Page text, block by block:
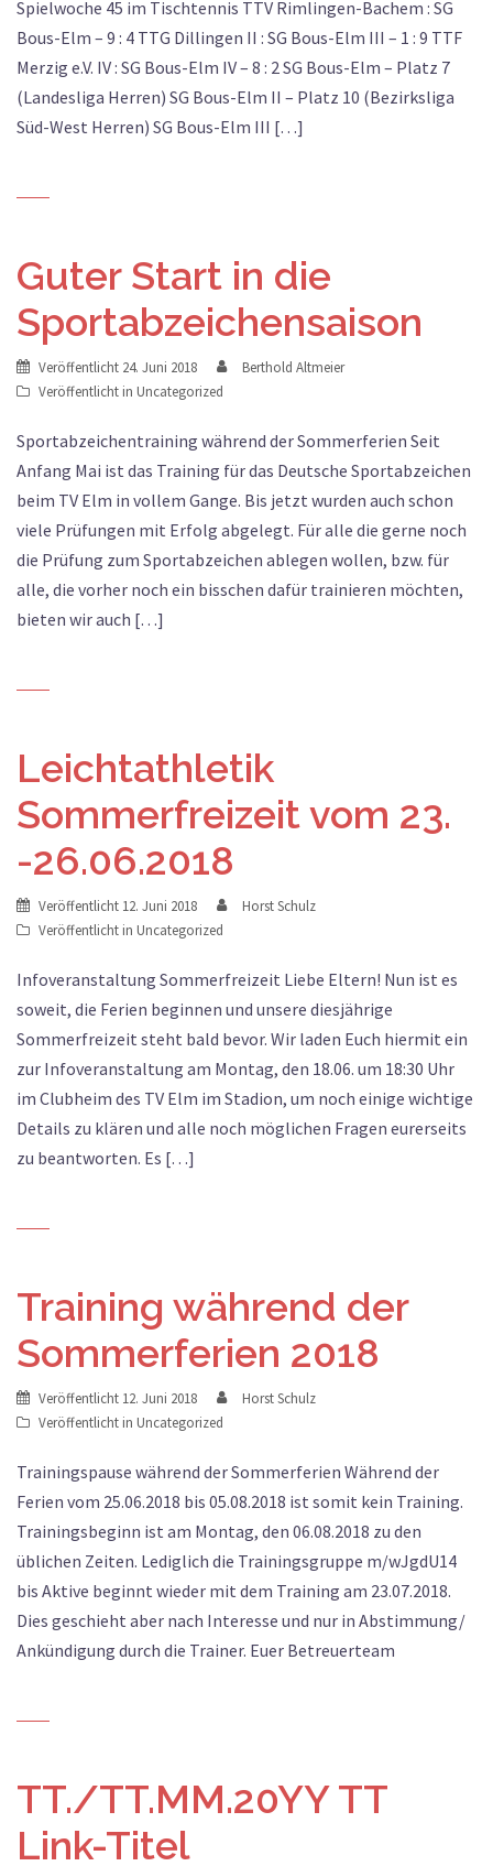
Spielwoche 45 im Tischtennis TTV Rimlingen-Bachem : SG
Bous-Elm – 9 : 4 TTG Dillingen II : SG Bous-Elm III – 1 : 9 TTF
Merzig e.V. IV : SG Bous-Elm IV – 8 : 2 SG Bous-Elm – Platz 7
(Landesliga Herren) SG Bous-Elm II – Platz 10 (Bezirksliga
Süd-West Herren) SG Bous-Elm III […]
Guter Start in die
Sportabzeichensaison
Veröffentlicht 24. Juni 2018
Berthold Altmeier
Veröffentlicht in Uncategorized
Sportabzeichentraining während der Sommerferien Seit
Anfang Mai ist das Training für das Deutsche Sportabzeichen
beim TV Elm in vollem Gange. Bis jetzt wurden auch schon
viele Prüfungen mit Erfolg abgelegt. Für alle die gerne noch
die Prüfung zum Sportabzeichen ablegen wollen, bzw. für
alle, die vorher noch ein bisschen dafür trainieren möchten,
bieten wir auch […]
Leichtathletik
Sommerfreizeit vom 23.
-26.06.2018
Veröffentlicht 12. Juni 2018
Horst Schulz
Veröffentlicht in Uncategorized
Infoveranstaltung Sommerfreizeit Liebe Eltern! Nun ist es
soweit, die Ferien beginnen und unsere diesjährige
Sommerfreizeit steht bald bevor. Wir laden Euch hiermit ein
zur Infoveranstaltung am Montag, den 18.06. um 18:30 Uhr
im Clubheim des TV Elm im Stadion, um noch einige wichtige
Details zu klären und alle noch möglichen Fragen eurerseits
zu beantworten. Es […]
Training während der
Sommerferien 2018
Veröffentlicht 12. Juni 2018
Horst Schulz
Veröffentlicht in Uncategorized
Trainingspause während der Sommerferien Während der
Ferien vom 25.06.2018 bis 05.08.2018 ist somit kein Training.
Trainingsbeginn ist am Montag, den 06.08.2018 zu den
üblichen Zeiten. Lediglich die Trainingsgruppe m/wJgdU14
bis Aktive beginnt wieder mit dem Training am 23.07.2018.
Dies geschieht aber nach Interesse und nur in Abstimmung/
Ankündigung durch die Trainer. Euer Betreuerteam
TT./TT.MM.20YY TT
Link-Titel